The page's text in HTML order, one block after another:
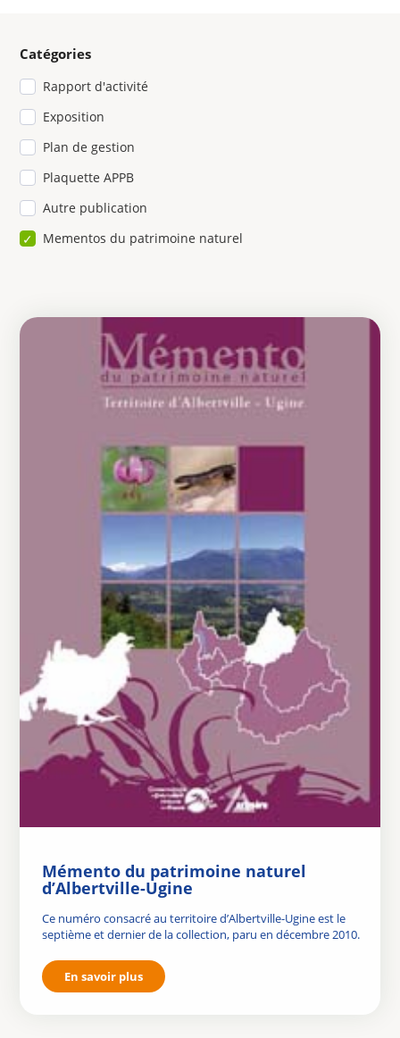
Catégories
Rapport d'activité
Exposition
Plan de gestion
Plaquette APPB
Autre publication
Mementos du patrimoine naturel
Mémento du patrimoine naturel
d’Albertville-Ugine
Ce numéro consacré au territoire d’Albertville-Ugine est le
septième et dernier de la collection, paru en décembre 2010.
En savoir plus